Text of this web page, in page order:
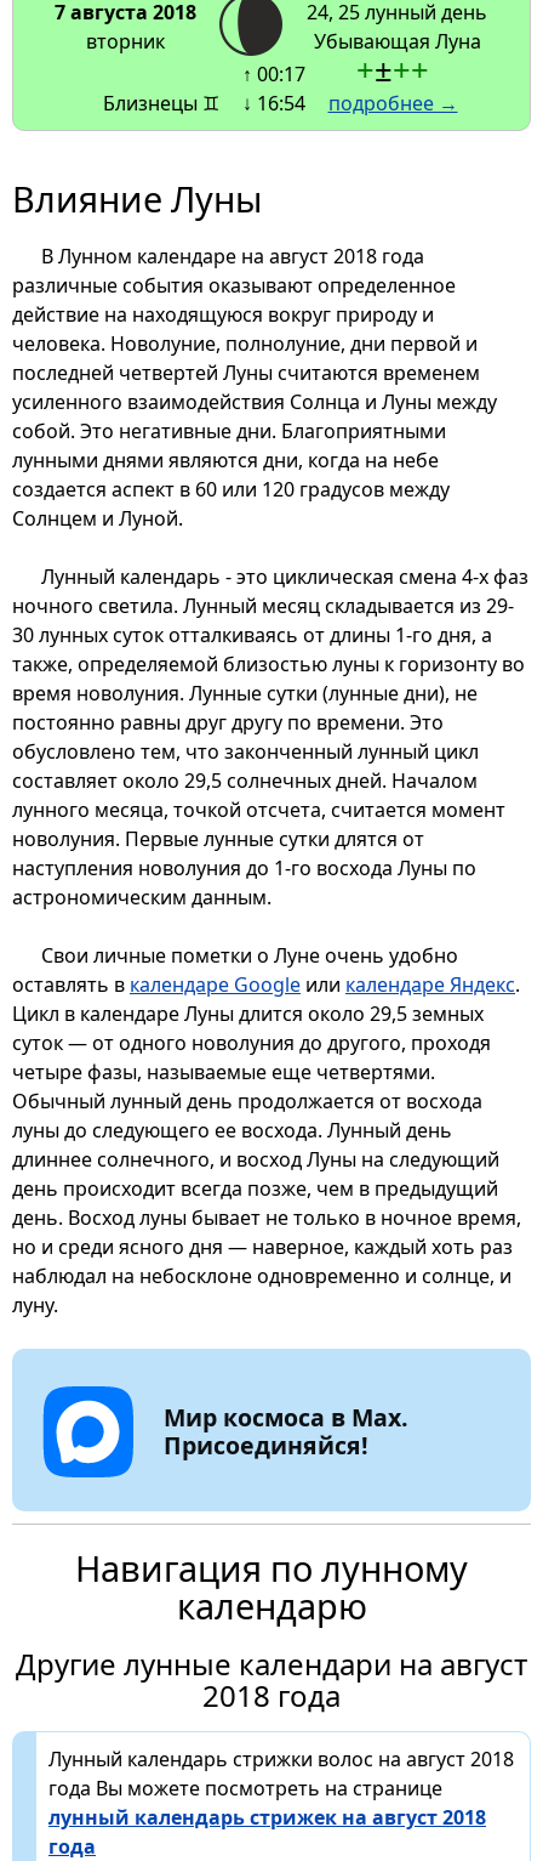
7 августа 2018
вторник
24, 25 лунный день
Убывающая Луна
Близнецы ♊
↑ 00:17
↓ 16:54
+±++
подробнее →
Влияние Луны
В Лунном календаре на август 2018 года
различные события оказывают определенное
действие на находящуюся вокруг природу и
человека. Новолуние, полнолуние, дни первой и
последней четвертей Луны считаются временем
усиленного взаимодействия Солнца и Луны между
собой. Это негативные дни. Благоприятными
лунными днями являются дни, когда на небе
создается аспект в 60 или 120 градусов между
Солнцем и Луной.
Лунный календарь - это циклическая смена 4-х фаз
ночного светила. Лунный месяц складывается из 29-
30 лунных суток отталкиваясь от длины 1-го дня, а
также, определяемой близостью луны к горизонту во
время новолуния. Лунные сутки (лунные дни), не
постоянно равны друг другу по времени. Это
обусловлено тем, что законченный лунный цикл
составляет около 29,5 солнечных дней. Началом
лунного месяца, точкой отсчета, считается момент
новолуния. Первые лунные сутки длятся от
наступления новолуния до 1-го восхода Луны по
астрономическим данным.
Свои личные пометки о Луне очень удобно
оставлять в календаре Google или календаре Яндекс.
Цикл в календаре Луны длится около 29,5 земных
суток — от одного новолуния до другого, проходя
четыре фазы, называемые еще четвертями.
Обычный лунный день продолжается от восхода
луны до следующего ее восхода. Лунный день
длиннее солнечного, и восход Луны на следующий
день происходит всегда позже, чем в предыдущий
день. Восход луны бывает не только в ночное время,
но и среди ясного дня — наверное, каждый хоть раз
наблюдал на небосклоне одновременно и солнце, и
луну.
Мир космоса в Max.
Присоединяйся!
Навигация по лунному
календарю
Другие лунные календари на август
2018 года
Лунный календарь стрижки волос на август 2018
года Вы можете посмотреть на странице
лунный календарь стрижек на август 2018
года